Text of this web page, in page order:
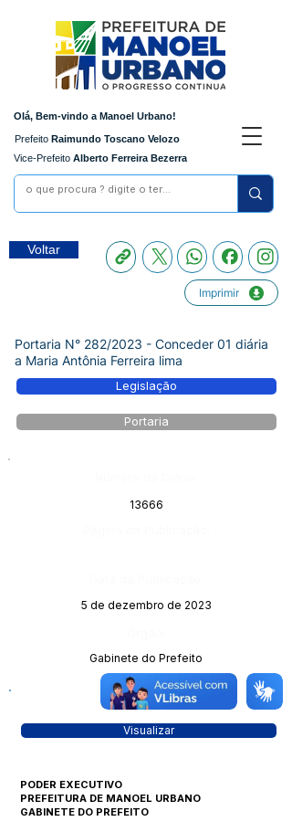
Olá, Bem-vindo a Manoel Urbano!
Prefeito Raimundo Toscano Velozo
Vice-Prefeito Alberto Ferreira Bezerra
Voltar
Imprimir
Portaria N° 282/2023 - Conceder 01 diária
a Maria Antônia Ferreira lima
Legislação
Portaria
13666
5 de dezembro de 2023
Gabinete do Prefeito
Visualizar
PODER EXECUTIVO
PREFEITURA DE MANOEL URBANO
GABINETE DO PREFEITO